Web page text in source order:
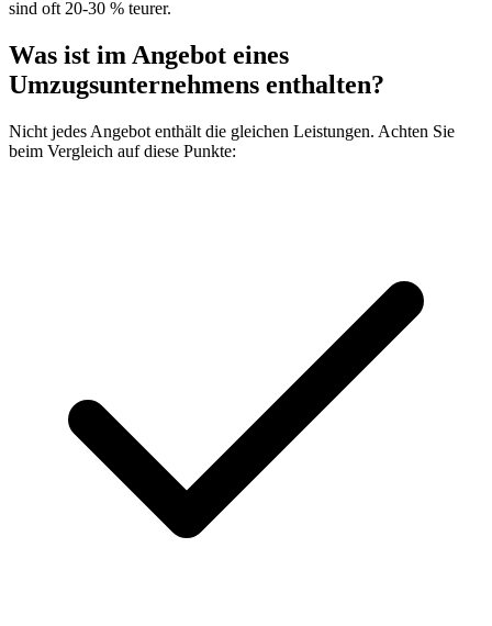
sind oft 20-30 % teurer.
Was ist im Angebot eines
Umzugsunternehmens enthalten?
Nicht jedes Angebot enthält die gleichen Leistungen. Achten Sie
beim Vergleich auf diese Punkte: